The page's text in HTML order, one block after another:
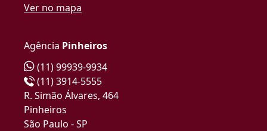
Ver no mapa
Agência Pinheiros
(11) 99939-9934
(11) 3914-5555
R. Simão Álvares, 464
Pinheiros
São Paulo - SP